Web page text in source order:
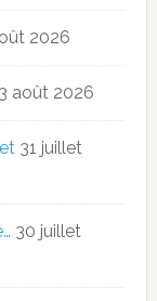
2026
3 août 2026
31 juillet
30 juillet